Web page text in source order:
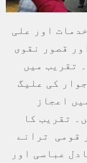
اور علی
قصور نقوی
تقریب میں
کی علیگ
اعجاز
تقریب کا
قومی ترانے
عباسی اور